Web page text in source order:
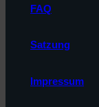
FAQ
Satzung
Impressum